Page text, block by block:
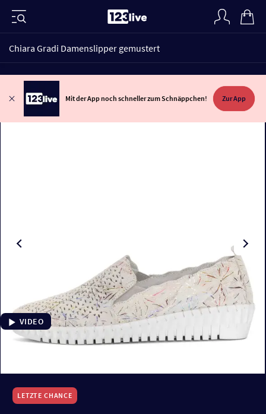
Chiara Gradi Damenslipper gemustert
Mit der App noch schneller zum Schnäppchen! Zur App
VIDEO
LETZTE CHANCE